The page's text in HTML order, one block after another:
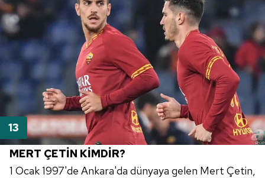
MERT ÇETİN KİMDİR?
1 Ocak 1997'de Ankara'da dünyaya gelen Mert Çetin,